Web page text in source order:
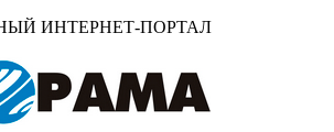
ИНТЕРНЕТ-ПОРТАЛ